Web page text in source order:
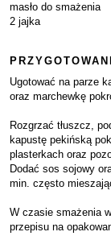
masło do smażenia
2 jajka
Ugotować na parze
oraz marchewkę
Rozgrzać tłuszcz,
kapustę pekińską
plasterkach oraz
Dodać sos sojowy
min. często
W czasie smażenia
przepisu na